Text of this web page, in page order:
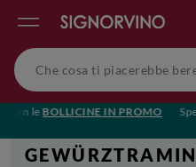
leBOLLICINE IN PROMO